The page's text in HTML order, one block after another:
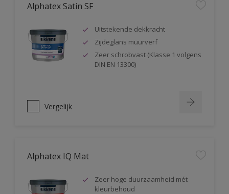
Alphatex Satin SF
Uitstekende dekkracht
Zijdeglans muurverf
Zeer schrobvast (Klasse 1 volgens
DIN EN 13300)
Vergelijk
Alphatex IQ Mat
Zeer hoge duurzaamheid mét
kleurbehoud